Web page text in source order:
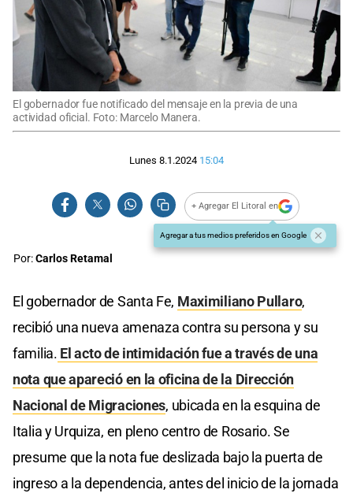
El gobernador fue notificado del mensaje en la previa de una
actividad oficial. Foto: Marcelo Manera.
Lunes 8.1.2024 15:04
+ Agregar El Litoral en
Agregar a tus medios preferidos en Google
Por:Carlos Retamal
El gobernador de Santa Fe, Maximiliano Pullaro,
recibió una nueva amenaza contra su persona y su
familia. El acto de intimidación fue a través de una
nota que apareció en la oficina de la Dirección
Nacional de Migraciones, ubicada en la esquina de
Italia y Urquiza, en pleno centro de Rosario. Se
presume que la nota fue deslizada bajo la puerta de
ingreso a la dependencia, antes del inicio de la jornada